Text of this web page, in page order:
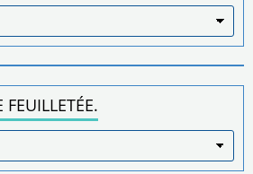
FEUILLETÉE.